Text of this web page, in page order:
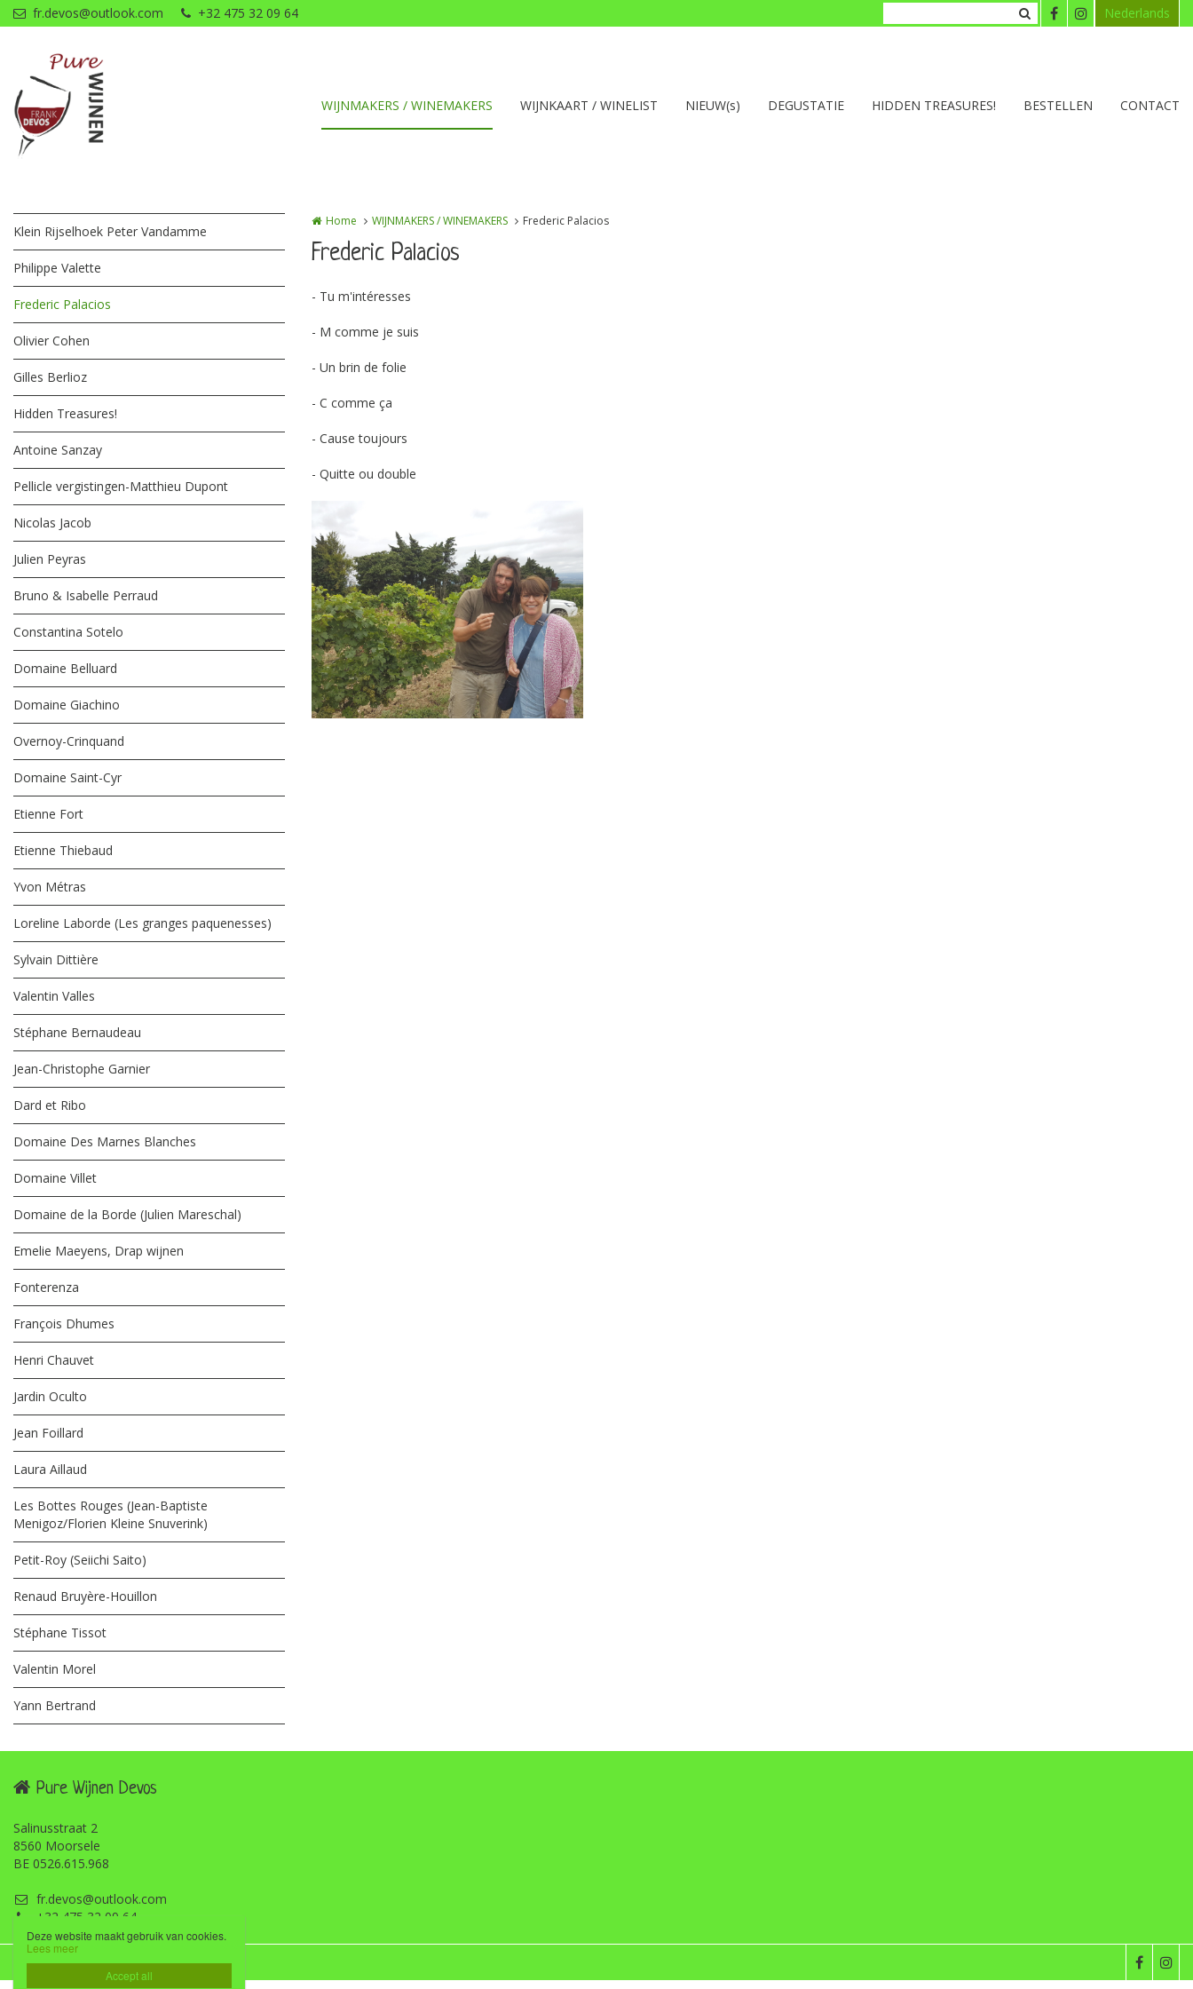
Overslaan en naar de inhoud gaan
fr.devos@outlook.com +32 475 32 09 64 Nederlands
WIJNMAKERS / WINEMAKERS WIJNKAART / WINELIST NIEUW(s) DEGUSTATIE HIDDEN TREASURES! BESTELLEN CONTACT
Klein Rijselhoek Peter Vandamme
Philippe Valette
Frederic Palacios
Olivier Cohen
Gilles Berlioz
Hidden Treasures!
Antoine Sanzay
Pellicle vergistingen-Matthieu Dupont
Nicolas Jacob
Julien Peyras
Bruno & Isabelle Perraud
Constantina Sotelo
Domaine Belluard
Domaine Giachino
Overnoy-Crinquand
Domaine Saint-Cyr
Etienne Fort
Etienne Thiebaud
Yvon Métras
Loreline Laborde (Les granges paquenesses)
Sylvain Dittière
Valentin Valles
Stéphane Bernaudeau
Jean-Christophe Garnier
Dard et Ribo
Domaine Des Marnes Blanches
Domaine Villet
Domaine de la Borde (Julien Mareschal)
Emelie Maeyens, Drap wijnen
Fonterenza
François Dhumes
Henri Chauvet
Jardin Oculto
Jean Foillard
Laura Aillaud
Les Bottes Rouges (Jean-Baptiste
Menigoz/Florien Kleine Snuverink)
Petit-Roy (Seiichi Saito)
Renaud Bruyère-Houillon
Stéphane Tissot
Valentin Morel
Yann Bertrand
Home WIJNMAKERS / WINEMAKERS Frederic Palacios
Frederic Palacios
- Tu m'intéresses
- M comme je suis
- Un brin de folie
- C comme ça
- Cause toujours
- Quitte ou double
Pure Wijnen Devos
Salinusstraat 2
8560 Moorsele
BE 0526.615.968
fr.devos@outlook.com
+32 475 32 09 64
Disclaimer Privacybeleid
Deze website maakt gebruik van cookies.
Lees meer
Accept all